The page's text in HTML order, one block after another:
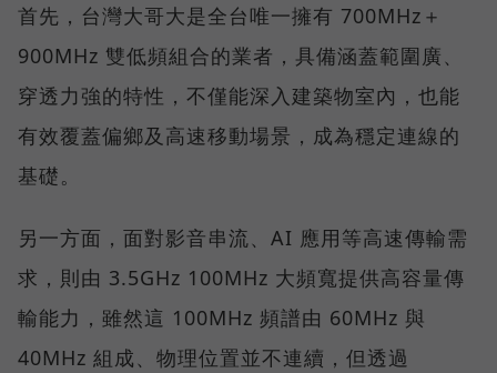
首先，台灣大哥大是全台唯一擁有 700MHz＋
900MHz 雙低頻組合的業者，具備涵蓋範圍廣、
穿透力強的特性，不僅能深入建築物室內，也能
有效覆蓋偏鄉及高速移動場景，成為穩定連線的
基礎。
另一方面，面對影音串流、AI 應用等高速傳輸需
求，則由 3.5GHz 100MHz 大頻寬提供高容量傳
輸能力，雖然這 100MHz 頻譜由 60MHz 與
40MHz 組成、物理位置並不連續，但透過